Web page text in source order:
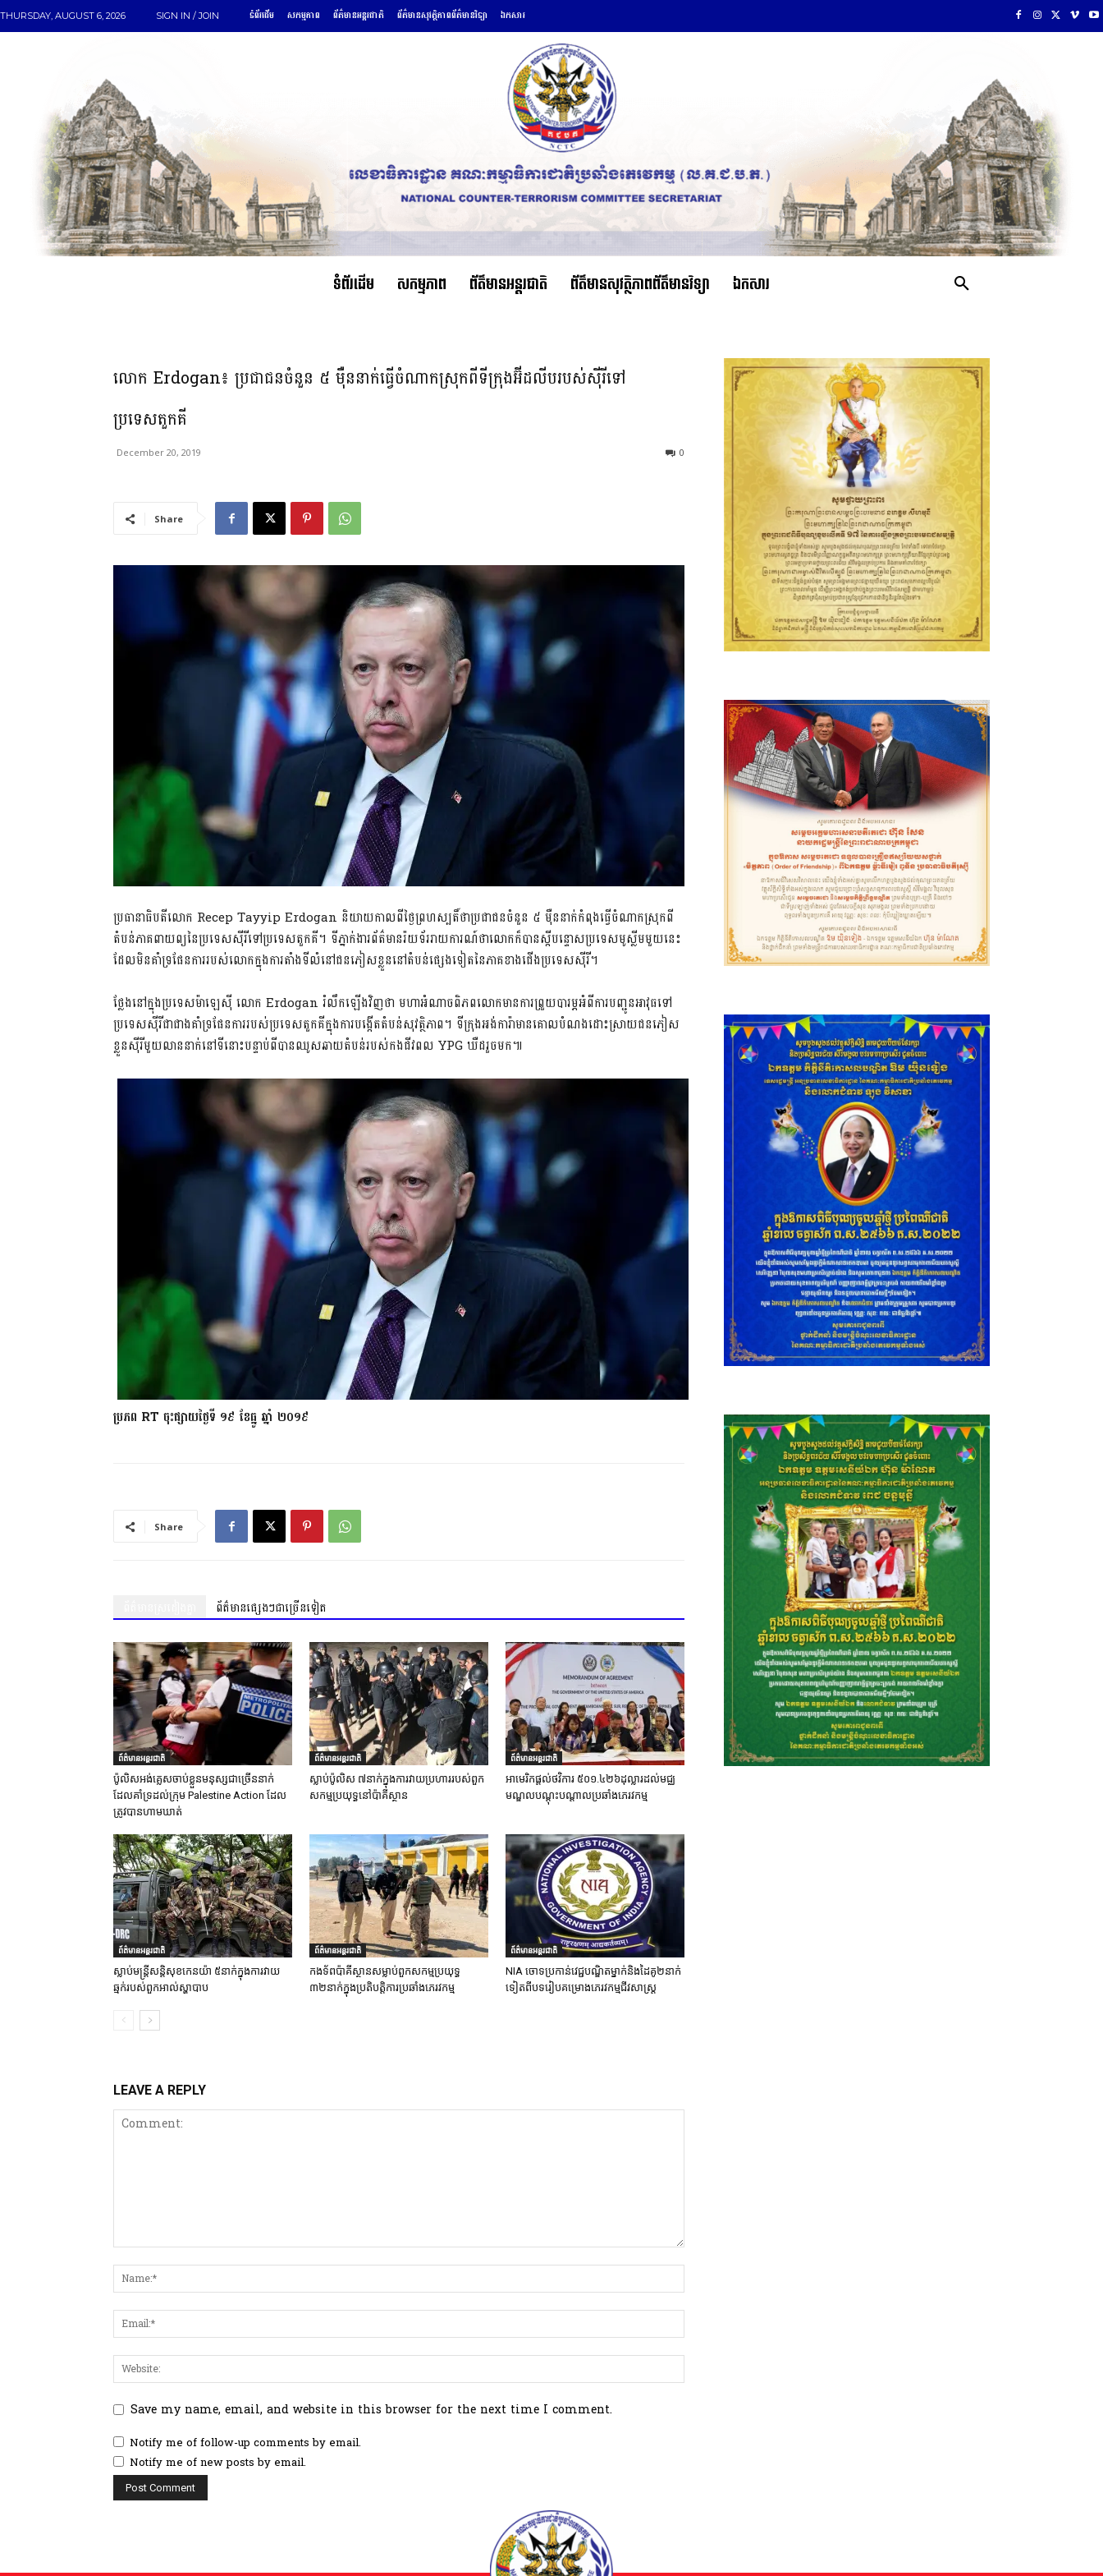
THURSDAY, AUGUST 6, 2026 SIGN IN / JOIN ទំព័រដើម សកម្មភាព ព័ត៌មានអន្តរជាតិ ព័ត៌មានសុវត្ថិភាពព័ត៌មានវិទ្យា ឯកសារ
ទំព័រដើម សកម្មភាព ព័ត៌មានអន្តរជាតិ ព័ត៌មានសុវត្ថិភាពព័ត៌មានវិទ្យា ឯកសារ
លោក Erdogan៖ ប្រជាជនចំនួន ៥ ម៉ឺននាក់ធ្វើចំណាកស្រុកពីទីក្រុងអ៊ីដលីបរបស់ស៊ីរីទៅ
ប្រទេសតួកគី
December 20, 2019 0
Share
ប្រធានាធិបតីលោក Recep Tayyip Erdogan និយាយកាលពីថ្ងៃព្រហស្បតិ៍ថាប្រជាជនចំនួន ៥ ម៉ឺននាក់កំពុងធ្វើចំណាកស្រុកពី
តំបន់ភាគពាយព្យនៃប្រទេសស៊ីរីទៅប្រទេសតួកគី។​ ទីភ្នាក់ងារព័ត៌មានរ៉យទ័ររាយការណ៍ថាលោកក៏បានស្តីបន្ទោសប្រទេសមូស្លីមមួយនេះ
ដែលមិនគាំទ្រផែនការរបស់លោកក្នុងការតាំងទីលំនៅជនភៀសខ្លួននៅតំបន់ផ្សេងទៀតនៃភាគខាងជើងប្រទេសស៊ីរី។
ថ្លែងនៅក្នុងប្រទេសម៉ាឡេស៊ី លោក Erdogan រំលឹកឡើងវិញថា មហាអំណាចពិភពលោកមានការព្រួយបារម្ភអំពីការបញ្ជូនអាវុធទៅ
ប្រទេសស៊ីរីជាជាងគាំទ្រផែនការរបស់ប្រទេសតួកគីក្នុងការបង្កើតតំបន់សុវត្ថិភាព។ ទីក្រុងអង់ការ៉ាមានគោលបំណងដោះស្រាយជនភៀស
ខ្លួនស៊ីរីមួយលាននាក់នៅទីនោះបន្ទាប់ពីបានឈូសឆាយតំបន់របស់កងជីវពល YPG ឃឺដរួចមក៕
ប្រភព RT ចុះផ្សាយថ្ងៃទី ១៩ ខែធ្នូ ឆ្នាំ ២០១៩
Share
ព័ត៌មានផ្សេងៗជាច្រើនទៀត
ព័ត៌មានអន្តរជាតិ
ប៉ូលិសអង់គ្លេសចាប់ខ្លួនមនុស្សជាច្រើននាក់
ដែលគាំទ្រដល់ក្រុម Palestine Action ដែល
ត្រូវបានហាមឃាត់
ព័ត៌មានអន្តរជាតិ
ស្លាប់ប៉ូលិស ៧នាក់ក្នុងការវាយប្រហាររបស់ពួក
សកម្មប្រយុទ្ធនៅប៉ាគីស្ថាន
ព័ត៌មានអន្តរជាតិ
អាមេរិកផ្តល់ថវិការ ៥០១.៤២៦ដុល្លារដល់មជ្ឈ
មណ្ឌលបណ្តុះបណ្តាលប្រឆាំងភេរវកម្ម
ព័ត៌មានអន្តរជាតិ
ស្លាប់មន្ត្រីសន្តិសុខកេនយ៉ា ៥នាក់ក្នុងការវាយ
ឆ្មក់របស់ពួកអាល់ស្ហាបាប
ព័ត៌មានអន្តរជាតិ
កងទ័ពប៉ាគីស្ថានសម្លាប់ពួកសកម្មប្រយុទ្ធ
៣២នាក់ក្នុងប្រតិបត្តិការប្រឆាំងភេរវកម្ម
ព័ត៌មានអន្តរជាតិ
NIA ចោទប្រកាន់វេជ្ជបណ្ឌិតម្នាក់និងដៃគូ២នាក់
ទៀតពីបទរៀបគម្រោងភេរវកម្មជីវសាស្ត្រ
LEAVE A REPLY
Save my name, email, and website in this browser for the next time I comment.
Notify me of follow-up comments by email.
Notify me of new posts by email.